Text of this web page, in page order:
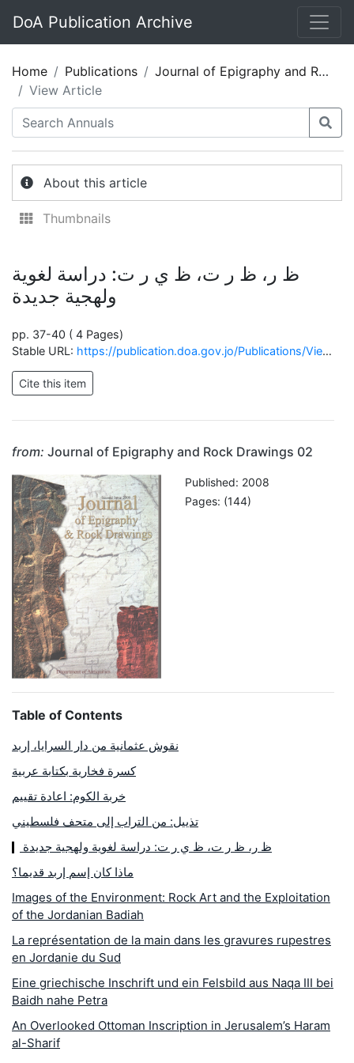
DoA Publication Archive
Home Publications
Journal of Epigraphy and Rock Drawings 02
View Article
About this article
Thumbnails
ظ ر، ظ ر ت، ظ ي ر ت: دراسة لغوية
ولهجية جديدة
pp. 37-40 ( 4 Pages)
Stable URL: https://publication.doa.gov.jo/Publications/ViewChapterPublic/2542
from: Journal of Epigraphy and Rock Drawings 02
Published: 2008
Pages: (144)
Table of Contents
نقوش عثمانية من دار السرايا، إربد
كسرة فخارية بكتابة عربية
خربة الكوم: اعادة تقييم
تذييل: من التراب إلى متحف فلسطيني
ظ ر، ظ ر ت، ظ ي ر ت: دراسة لغوية ولهجية جديدة
ماذا كان إسم إربد قديما؟
Images of the Environment: Rock Art and the Exploitation
of the Jordanian Badiah
La représentation de la main dans les gravures rupestres
en Jordanie du Sud
Eine griechische Inschrift und ein Felsbild aus Naqa III bei
Baidh nahe Petra
An Overlooked Ottoman Inscription in Jerusalem’s Haram
al-Sharif